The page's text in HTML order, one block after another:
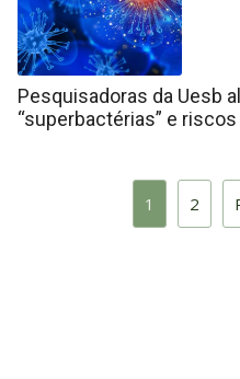
Pesquisadoras da Uesb
“superbactérias” e
1 2